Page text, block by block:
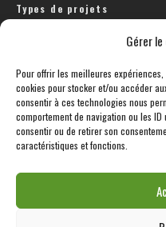
Gérer
Pour offrir les meilleures
cookies pour stocker et/ou accéder
consentir à ces technologies nous
comportement de navigation ou les
consentir ou de retirer son
caractéristiques et fonctions.
Types de projets
CULTURE |
SANTÉ
SÉCURITÉ PUBLIQUE
Déclaration de